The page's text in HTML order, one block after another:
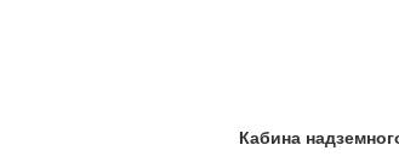
Кабина